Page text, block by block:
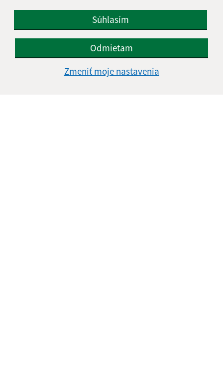
Súhlasím
Odmietam
Zmeniť moje nastavenia